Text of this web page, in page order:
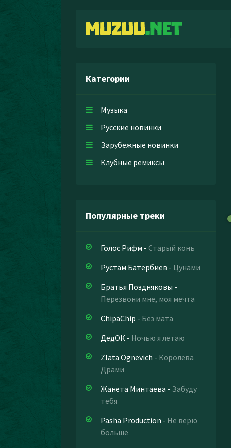
Категории
Музыка
Русские новинки
Зарубежные новинки
Клубные ремиксы
Популярные треки
Голос Рифм - Старый конь
Рустам Батербиев - Цунами
Братья Поздняковы -
Перезвони мне, моя мечта
ChipaChip - Без мата
ДедОК - Ночью я летаю
Zlata Ognevich - Королева
Драми
Жанета Минтаева - Забуду
тебя
Pasha Production - Не верю
больше